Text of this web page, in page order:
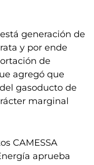
generación de
y por ende
de
agregó que
gasoducto de
marginal
CAMESSA
aprueba